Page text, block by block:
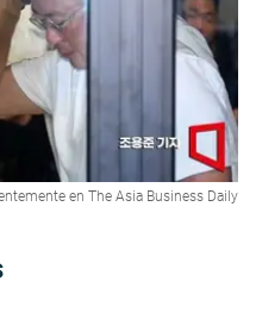
en The Asia Business Daily